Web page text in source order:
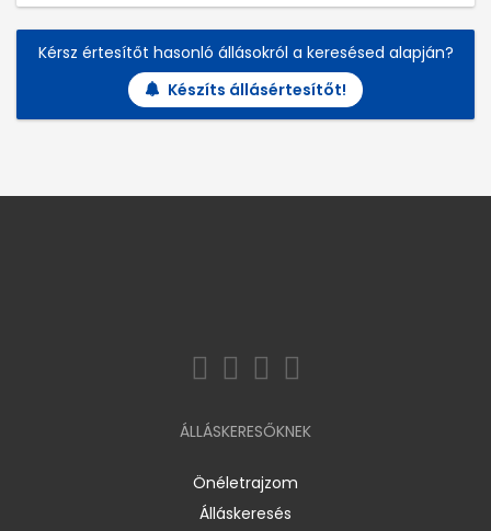
Kérsz értesítőt hasonló állásokról a keresésed alapján?
Készíts állásértesítőt!
ÁLLÁSKERESŐKNEK
Önéletrajzom
Álláskeresés